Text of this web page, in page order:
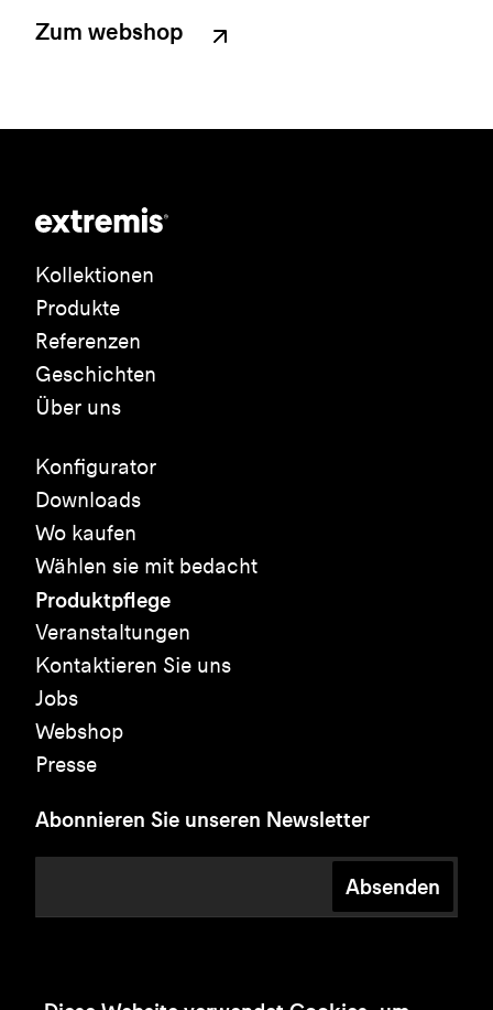
Zum webshop
Kollektionen
Produkte
Referenzen
Geschichten
Über uns
Konfigurator
Downloads
Wo kaufen
Wählen sie mit bedacht
Produktpflege
Veranstaltungen
Kontaktieren Sie uns
Jobs
Webshop
Presse
Abonnieren Sie unseren Newsletter
Absenden